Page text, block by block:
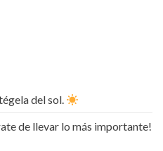
del sol.
de llevar lo más importante!